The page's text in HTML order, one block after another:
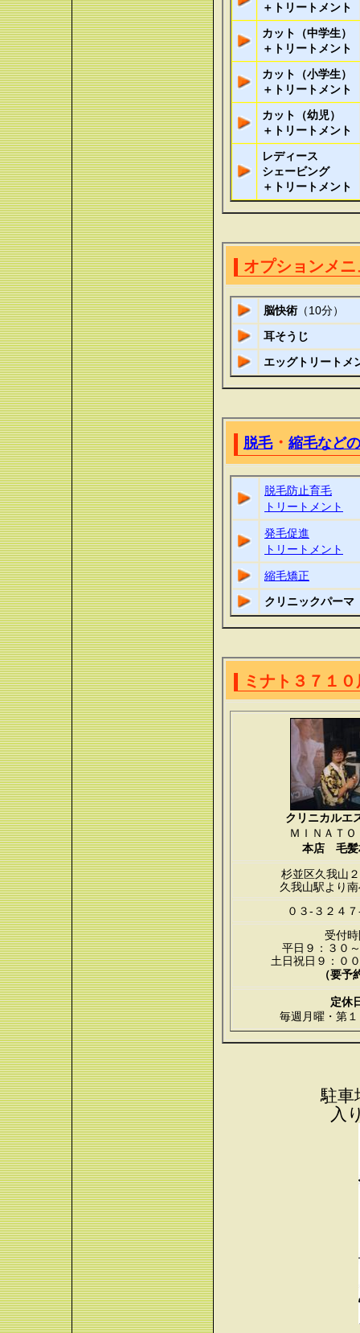
＋トリートメント
カット（中学生）
＋トリートメント
カット（小学生）
＋トリートメント
カット（幼児）
＋トリートメント
レディース
シェービング
＋トリートメント
オプションメ
脳快術 （10分）
耳そうじ
エッグトリートメ
脱毛・ 縮毛など
脱毛防止育毛
トリートメント
発毛促進
トリートメント
縮毛矯正
クリニックパーマ
ミナト３７１
クリニカルエ
ＭＩＮＡＴ
本店 毛髪
杉並区久我山
久我山駅より
０３-３２４
受付
平日９：３０
土日祝日９：０
（要予
定休
毎週月曜・第
駐車
入